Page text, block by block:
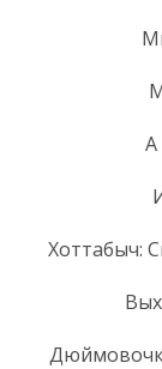
А
Хоттабыч: